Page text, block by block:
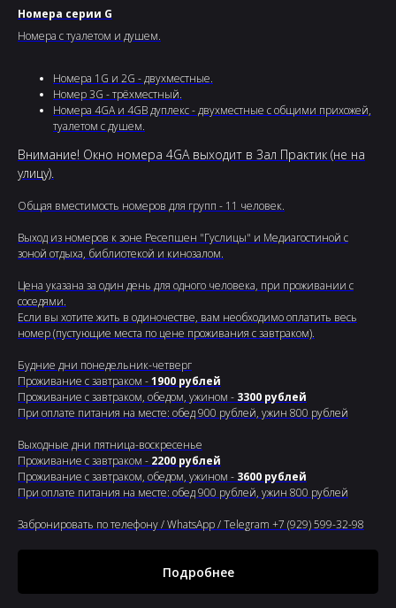
Номера серии G
Номера с туалетом и душем.
Номера 1G и 2G - двухместные.
Номер 3G - трёхместный.
Номера 4GA и 4GB дуплекс - двухместные с общими прихожей,
туалетом с душем.
Внимание! Окно номера 4GA выходит в Зал Практик (не на
улицу).
Общая вместимость номеров для групп - 11 человек.
Выход из номеров к зоне Ресепшен "Гуслицы" и Медиагостиной с
зоной отдыха, библиотекой и кинозалом.
Цена указана за один день для одного человека, при проживании с
соседями.
Если вы хотите жить в одиночестве, вам необходимо оплатить весь
номер (пустующие места по цене проживания с завтраком).
Будние дни понедельник-четверг
Проживание с завтраком -1900 рублей
Проживание с завтраком, обедом, ужином - 3300 рублей
При оплате питания на месте: обед 900 рублей, ужин 800 рублей
Выходные дни пятница-воскресенье
Проживание с завтраком - 2200 рублей
Проживание с завтраком, обедом, ужином - 3600 рублей
При оплате питания на месте: обед 900 рублей, ужин 800 рублей
Забронировать по телефону / WhatsApp / Telegram +7 (929) 599-32-98
Подробнее